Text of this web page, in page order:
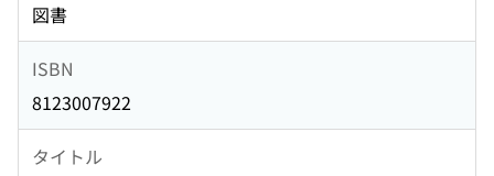
図書
ISBN
8123007922
タイトル